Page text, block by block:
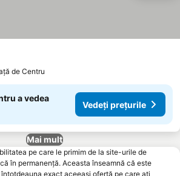
prețurile
de Centru
a vedea
Vedeți prețurile
Mai mult
pe care le primim de la site-urile de
în permanență. Aceasta înseamnă că este
exact aceeași ofertă pe care ați